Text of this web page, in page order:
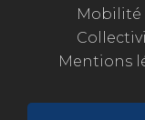
Mobilité
Mentions